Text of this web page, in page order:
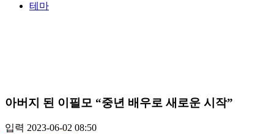
테마
아버지 된 이필모 “중년 배우로 새로운 시작”
입력 2023-06-02 08:50